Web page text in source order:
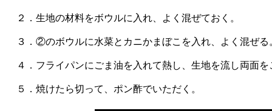
２．生地の材料をボウルに入れ、よく混ぜておく。
３．②のボウルに水菜とカニかまぼこを入れ、よく混ぜる
４．フライパンにごま油を入れて熱し、生地を流し両面を
５．焼けたら切って、ポン酢でいただく。